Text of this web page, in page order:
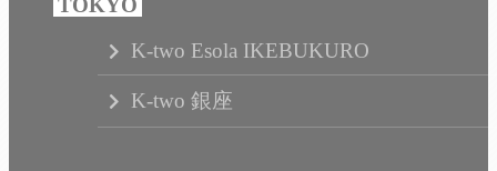
K-two Esola IKEBUKURO
K-two 銀座